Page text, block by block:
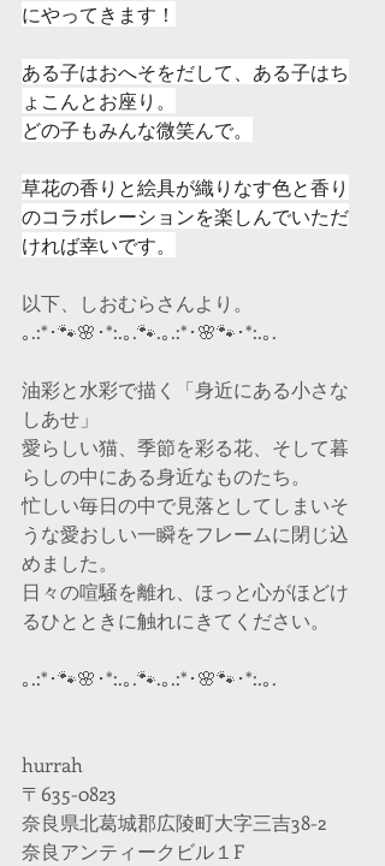
にやってきます！
ある子はおへそをだして、ある子はち
ょこんとお座り。
どの子もみんな微笑んで。
草花の香りと絵具が織りなす色と香り
のコラボレーションを楽しんでいただ
ければ幸いです。
以下、しおむらさんより。
｡.:*･🐾🌸･*:.｡.🐾.｡.:*･🌸🐾･*:.｡.
油彩と水彩で描く「身近にある小さな
しあせ」
愛らしい猫、季節を彩る花、そして暮
らしの中にある身近なものたち。
忙しい毎日の中で見落としてしまいそ
うな愛おしい一瞬をフレームに閉じ込
めました。
日々の喧騒を離れ、ほっと心がほどけ
るひとときに触れにきてください。
｡.:*･🐾🌸･*:.｡.🐾.｡.:*･🌸🐾･*:.｡.
hurrah
〒635-0823
奈良県北葛城郡広陵町大字三吉38-2
奈良アンティークビル１F